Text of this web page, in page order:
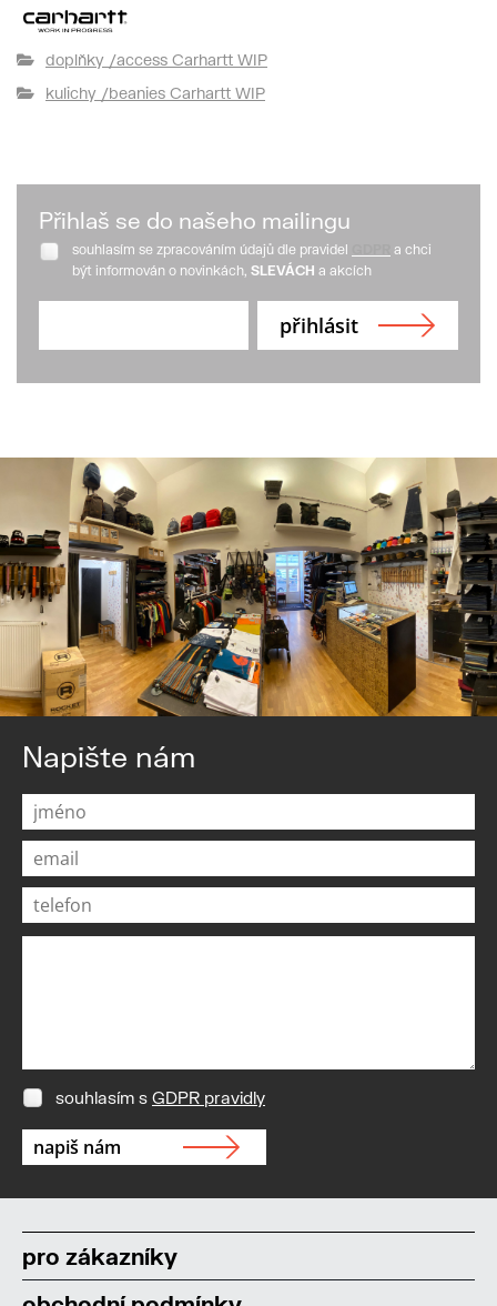
doplňky /access Carhartt WIP
kulichy /beanies Carhartt WIP
Přihlaš se do našeho mailingu
souhlasím se zpracováním údajů dle pravidel
a chci
být informován o novinkách, SLEVÁCH a akcích
Napište nám
souhlasím s GDPR pravidly
pro zákazníky